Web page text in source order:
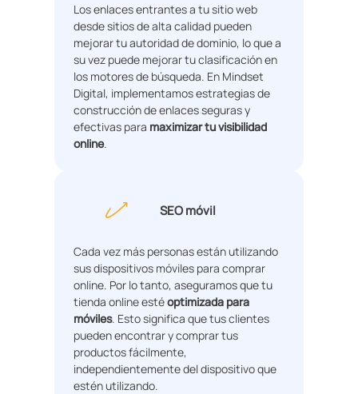
Los enlaces entrantes a tu sitio web
desde sitios de alta calidad pueden
mejorar tu autoridad de dominio, lo que a
su vez puede mejorar tu clasificación en
los motores de búsqueda. En Mindset
Digital, implementamos estrategias de
construcción de enlaces seguras y
efectivas para maximizar tu visibilidad
online.
SEO móvil
Cada vez más personas están utilizando
sus dispositivos móviles para comprar
online. Por lo tanto, aseguramos que tu
tienda online estéoptimizada para
móviles. Esto significa que tus clientes
pueden encontrar y comprar tus
productos fácilmente,
independientemente del dispositivo que
estén utilizando.